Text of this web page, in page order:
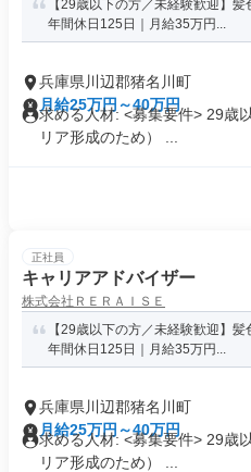
【29歳以下の方／未経験歓迎】
年間休日125日｜月給35万円...
兵庫県川辺郡猪名川町
月給25万円～40万円
求める人材: <募集要件> 29歳
リア形成のため） ...
正社員
キャリアアドバイザー
株式会社ＲＥＲＡＩＳＥ
【29歳以下の方／未経験歓迎】
年間休日125日｜月給35万円...
兵庫県川辺郡猪名川町
月給25万円～40万円
求める人材: <募集要件> 29歳
リア形成のため） ...